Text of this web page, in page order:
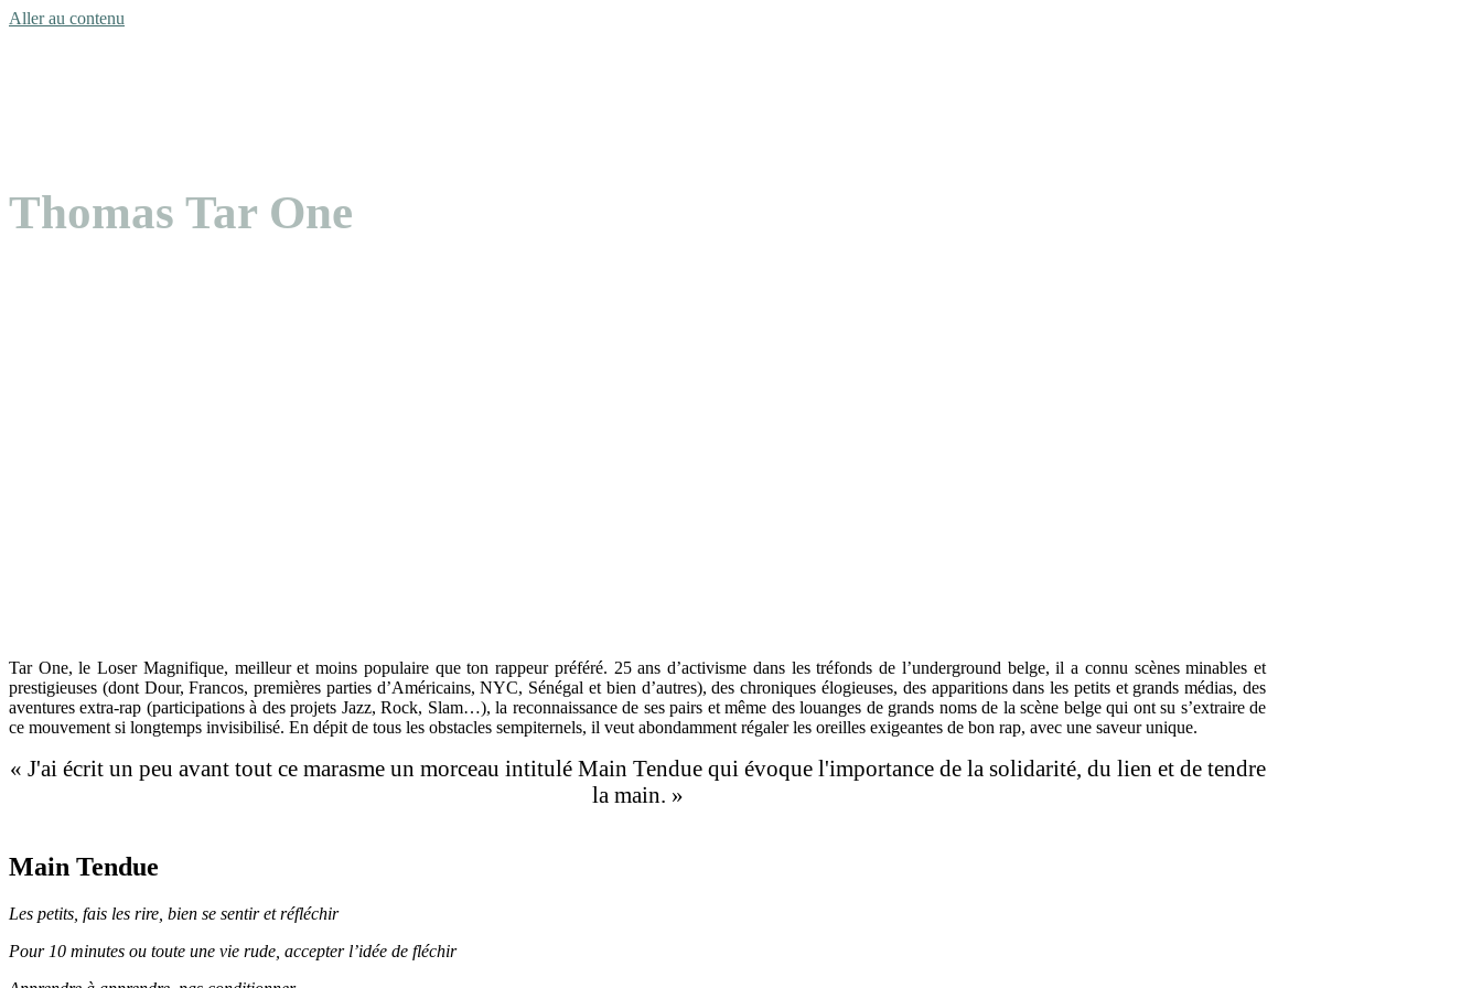
Aller au contenu
Thomas Tar One
Tar One, le Loser Magnifique, meilleur et moins populaire que ton rappeur préféré. 25 ans d’activisme dans les tréfonds de l’underground belge, il a connu scènes minables et
prestigieuses (dont Dour, Francos, premières parties d’Américains, NYC, Sénégal et bien d’autres), des chroniques élogieuses, des apparitions dans les petits et grands médias, des
aventures extra-rap (participations à des projets Jazz, Rock, Slam…), la reconnaissance de ses pairs et même des louanges de grands noms de la scène belge qui ont su s’extraire de
ce mouvement si longtemps invisibilisé. En dépit de tous les obstacles sempiternels, il veut abondamment régaler les oreilles exigeantes de bon rap, avec une saveur unique.
« J'ai écrit un peu avant tout ce marasme un morceau intitulé Main Tendue qui évoque l'importance de la solidarité, du lien et de tendre
la main. »
Main Tendue
Les petits, fais les rire, bien se sentir et réfléchir
Pour 10 minutes ou toute une vie rude, accepter l’idée de fléchir